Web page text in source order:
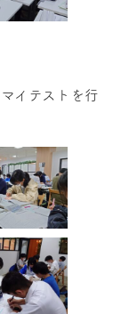
イテストを行